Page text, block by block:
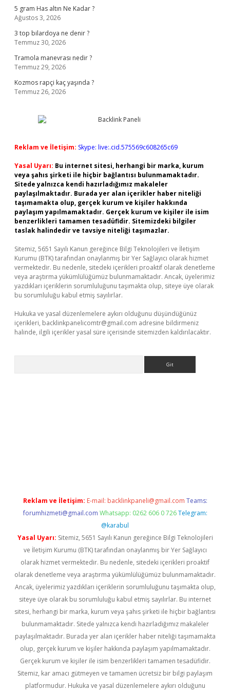
5 gram Has altın Ne Kadar ?
Ağustos 3, 2026
3 top bilardoya ne denir ?
Temmuz 30, 2026
Tramola manevrası nedir ?
Temmuz 29, 2026
Kozmos rapçi kaç yaşında ?
Temmuz 26, 2026
Reklam ve İletişim: Skype: live:.cid.575569c608265c69
Yasal Uyarı: Bu internet sitesi, herhangi bir marka, kurum
veya şahıs şirketi ile hiçbir bağlantısı bulunmamaktadır.
Sitede yalnızca kendi hazırladığımız makaleler
paylaşılmaktadır. Burada yer alan içerikler haber niteliği
taşımamakta olup, gerçek kurum ve kişiler hakkında
paylaşım yapılmamaktadır. Gerçek kurum ve kişiler ile isim
benzerlikleri tamamen tesadüfidir. Sitemizdeki bilgiler
taslak halindedir ve tavsiye niteliği taşımazlar.
Sitemiz, 5651 Sayılı Kanun gereğince Bilgi Teknolojileri ve İletişim
Kurumu (BTK) tarafından onaylanmış bir Yer Sağlayıcı olarak hizmet
vermektedir. Bu nedenle, sitedeki içerikleri proaktif olarak denetleme
veya araştırma yükümlülüğümüz bulunmamaktadır. Ancak, üyelerimiz
yazdıkları içeriklerin sorumluluğunu taşımakta olup, siteye üye olarak
bu sorumluluğu kabul etmiş sayılırlar.
Hukuka ve yasal düzenlemelere aykırı olduğunu düşündüğünüz
içerikleri, backlinkpanelicomtr@gmail.com adresine bildirmeniz
halinde, ilgili içerikler yasal süre içerisinde sitemizden kaldırılacaktır.
Reklam ve İletişim: E-mail: backlinkpaneli@gmail.com Teams:
forumhizmeti@gmail.com Whatsapp: 0262 606 0 726 Telegram:
@karabul
Yasal Uyarı: Sitemiz, 5651 Sayılı Kanun gereğince Bilgi Teknolojileri
ve İletişim Kurumu (BTK) tarafından onaylanmış bir Yer Sağlayıcı
olarak hizmet vermektedir. Bu nedenle, sitedeki içerikleri proaktif
olarak denetleme veya araştırma yükümlülüğümüz bulunmamaktadır.
Ancak, üyelerimiz yazdıkları içeriklerin sorumluluğunu taşımakta olup,
siteye üye olarak bu sorumluluğu kabul etmiş sayılırlar. Bu internet
sitesi, herhangi bir marka, kurum veya şahıs şirketi ile hiçbir bağlantısı
bulunmamaktadır. Sitede yalnızca kendi hazırladığımız makaleler
paylaşılmaktadır. Burada yer alan içerikler haber niteliği taşımamakta
olup, gerçek kurum ve kişiler hakkında paylaşım yapılmamaktadır.
Gerçek kurum ve kişiler ile isim benzerlikleri tamamen tesadüfidir.
Sitemiz, kar amacı gütmeyen ve tamamen ücretsiz bir bilgi paylaşım
platformudur. Hukuka ve yasal düzenlemelere aykırı olduğunu